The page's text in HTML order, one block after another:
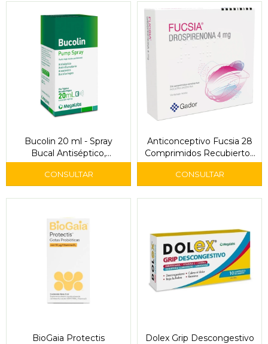
Bucolin 20 ml - Spray
Bucal Antiséptico,
Antiinflamatorio y
Anestésico
Anticonceptivo Fucsia 28
Comprimidos Recubiertos
- Gador
BioGaia Protectis
Dolex Grip Descongestivo